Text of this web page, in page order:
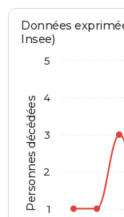
Personnes décédées
Données
Insee)
1
2
3
4
5